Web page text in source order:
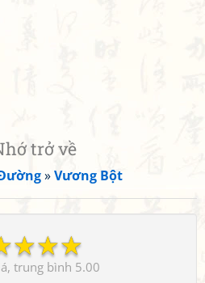
trở về
»Vương Bột
☆
☆
☆
5.00